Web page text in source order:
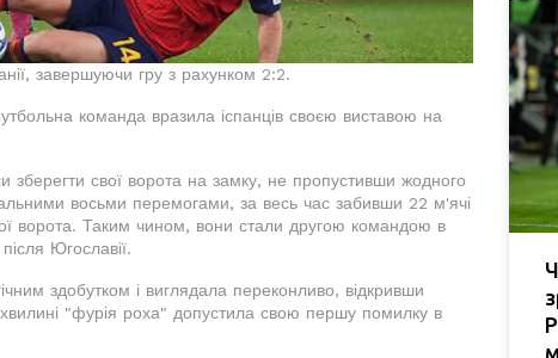
завершуючи гру з рахунком 2:2.
команда вразила іспанців своєю виставою на
зберегти свої ворота на замку, не пропустивши жодного
восьми перемогами, за весь час забивши 22 м'ячі
ворота. Таким чином, вони стали другою командою в
Югославії.
здобутком і виглядала переконливо, відкривши
"фурія роха" допустила свою першу помилку в